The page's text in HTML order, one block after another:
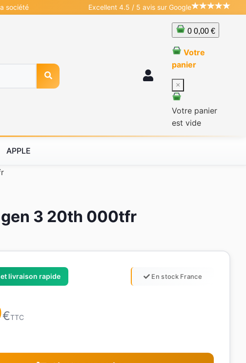
société Excellent 4.5 / 5 avis sur Google
0 0,00 €
Votre
panier
×
Votre panier
est vide
APPLE
3 20th 000tfr
livraison rapide En stock France
€TTC